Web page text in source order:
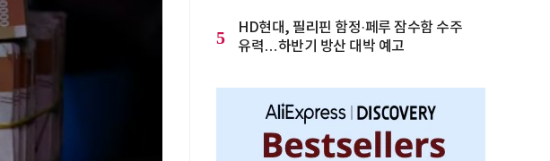
5
HD현대, 필리핀 함정·페루 잠수함 수주
유력…하반기 방산 대박 예고